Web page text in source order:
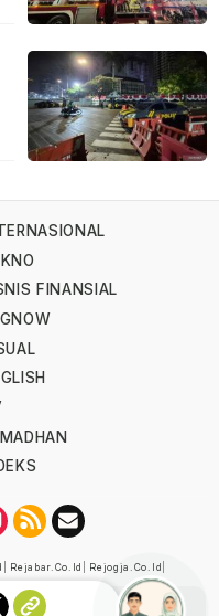
FINANSIAL
Rejabar.co.id Rejogja.co.id
Dewan Pers